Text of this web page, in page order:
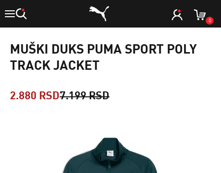
0
MUŠKI DUKS PUMA SPORT POLY
TRACK JACKET
2.880 RSD7.199 RSD